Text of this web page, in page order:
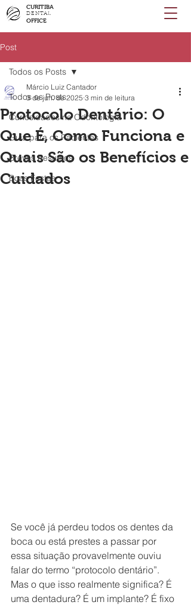
CURITIBA
DENTAL
OFFICE
Post
Todos os Posts
Curiosidades na Odontologia
Guia para os Pacientes
Breves Resumos
Boas Festas
Todos os Posts
Protocolo Dentário: O
Que É, Como Funciona e
Quais São os Benefícios e
Cuidados
Márcio Luiz Cantador
3 de jun. de 2025 3 min de leitura
Se você já perdeu todos os dentes da
boca ou está prestes a passar por
essa situação provavelmente ouviu
falar do termo “protocolo dentário”.
Mas o que isso realmente significa? É
uma dentadura? É um implante? É fixo